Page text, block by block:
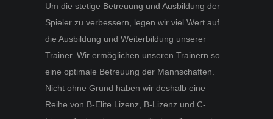
Um die stetige Betreuung und Ausbildung der
Spieler zu verbessern, legen wir viel Wert auf
die Ausbildung und Weiterbildung unserer
Trainer. Wir ermöglichen unseren Trainern so
eine optimale Betreuung der Mannschaften.
Nicht ohne Grund haben wir deshalb eine
Reihe von B-Elite Lizenz, B-Lizenz und C-